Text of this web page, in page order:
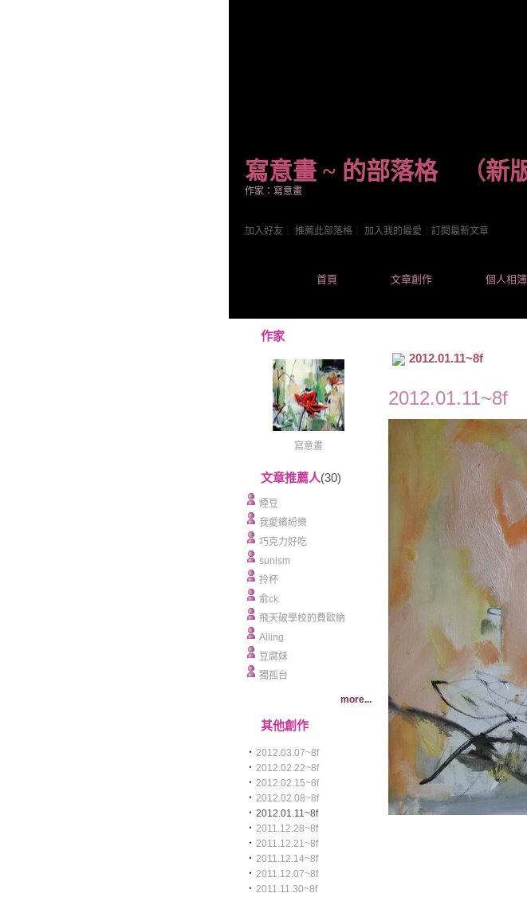
寫意畫 ~ 的部落格（新
首頁 文章創作 個人相簿
加入好友 推薦此部落格 加入我的最愛 訂閱最新文章
作家：寫意畫
作家
寫意畫
文章推薦人(30)
煙豆
我愛繽紛樂
巧克力好吃
sunism
拎杯
俞ck
飛天破學校的費歐納
Ailing
豆腐妹
獨孤台
more...
其他創作
‧ 2012.03.07~8f
‧ 2012.02.22~8f
‧ 2012.02.15~8f
‧ 2012.02.08~8f
‧ 2012.01.11~8f
‧ 2011.12.28~8f
‧ 2011.12.21~8f
‧ 2011.12.14~8f
‧ 2011.12.07~8f
‧ 2011.11.30~8f
2012.01.11~8f
2012.01.11~8f